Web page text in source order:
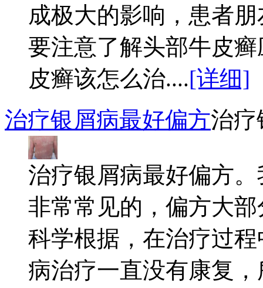
成极大的影响，患者
要注意了解头部牛皮
皮癣该怎么治....[详细]
治疗银屑病最好偏方治疗
治疗银屑病最好偏方
非常常见的，偏方大
科学根据，在治疗过
病治疗一直没有康复